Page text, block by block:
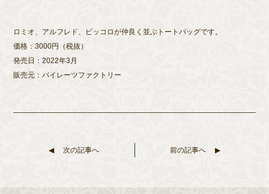
ロミオ、アルフレド、ピッコロが仲良く並ぶトートバッグです。
価格：3000円（税抜）
発売日：2022年3月
販売元：パイレーツファクトリー
次の記事へ 前の記事へ